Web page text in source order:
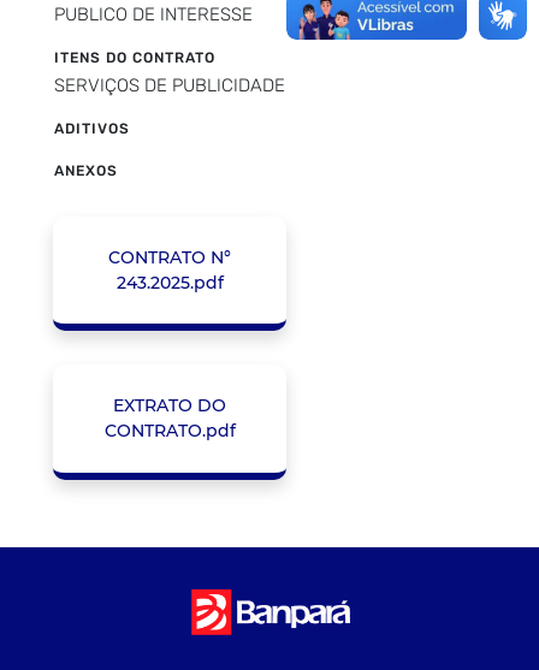
PUBLICO DE INTERESSE
ITENS DO CONTRATO
SERVIÇOS DE PUBLICIDADE
ADITIVOS
ANEXOS
CONTRATO N°
243.2025.pdf
EXTRATO DO
CONTRATO.pdf